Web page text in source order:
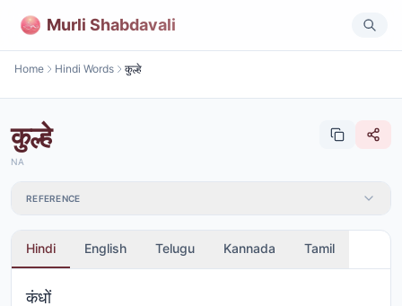
Murli Shabdavali
Home Hindi Words कुल्हे
कुल्हे
NA
REFERENCE
Hindi English Telugu Kannada Tamil
कंधों